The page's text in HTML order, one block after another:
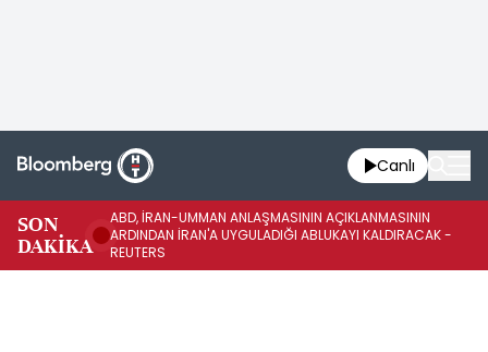
Canlı
SON
DAKİKA
ABD, İRAN-UMMAN ANLAŞMASININ AÇIKLANMASININ
ARDINDAN İRAN'A UYGULADIĞI ABLUKAYI KALDIRACAK -
REUTERS